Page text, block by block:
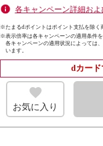
各キャンペーン詳細お
※たまるdポイントはポイント支払を除く
※表示倍率は各キャンペーンの適用条件
各キャンペーンの適用状況によっては
います。
dカード
お気に入り